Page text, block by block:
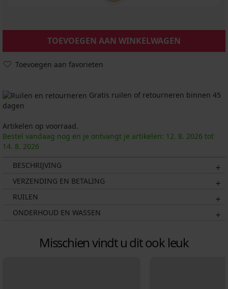
TOEVOEGEN AAN WINKELWAGEN
Toevoegen aan favorieten
Gratis ruilen of retourneren binnen 45
dagen
Artikelen op voorraad.
Bestel vandaag nog en je ontvangt je artikelen: 12. 8. 2026 tot
14. 8. 2026
BESCHRIJVING
VERZENDING EN BETALING
RUILEN
ONDERHOUD EN WASSEN
Misschien vindt u dit ook leuk